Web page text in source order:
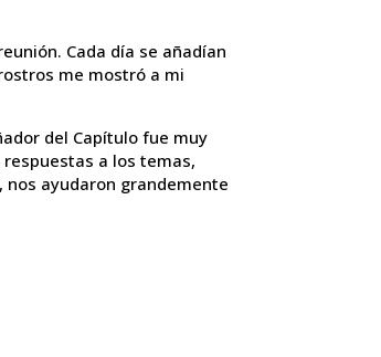
Cada día se añadían
me mostró a mi
del Capítulo fue muy
a los temas,
ayudaron grandemente